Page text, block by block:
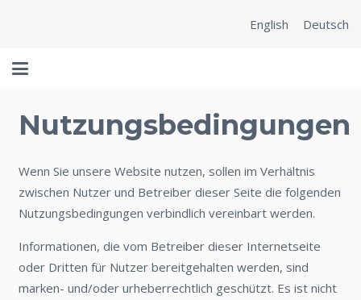
English Deutsch
Nutzungsbedingungen
Wenn Sie unsere Website nutzen, sollen im Verhältnis
zwischen Nutzer und Betreiber dieser Seite die folgenden
Nutzungsbedingungen verbindlich vereinbart werden.
Informationen, die vom Betreiber dieser Internetseite
oder Dritten für Nutzer bereitgehalten werden, sind
marken- und/oder urheberrechtlich geschützt. Es ist nicht